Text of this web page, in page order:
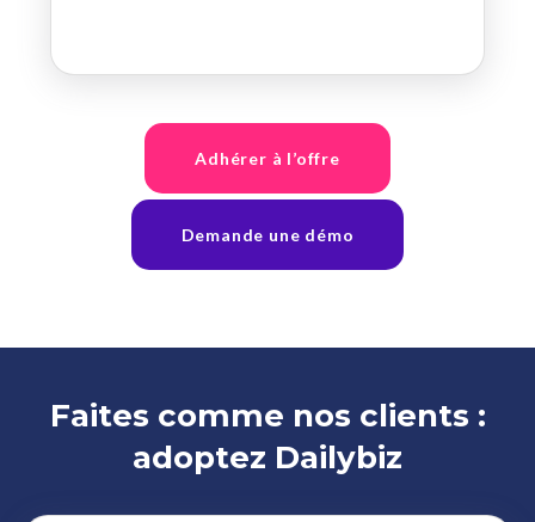
Adhérer à l’offre
Demande une démo
Faites comme nos clients :
adoptez Dailybiz